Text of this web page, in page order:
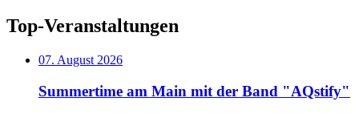
Top-Veranstaltungen
07. August 2026
Summertime am Main mit der Band "AQstify"